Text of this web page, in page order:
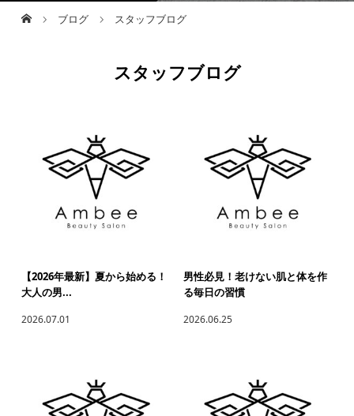
ブログ スタッフブログ
スタッフブログ
【2026年最新】夏から始める！
大人の男...
2026.07.01
男性必見！老けない肌と体を作
る毎日の習慣
2026.06.25